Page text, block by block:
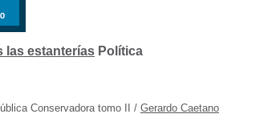
Política
Conservadora tomo II / Gerardo Caetano